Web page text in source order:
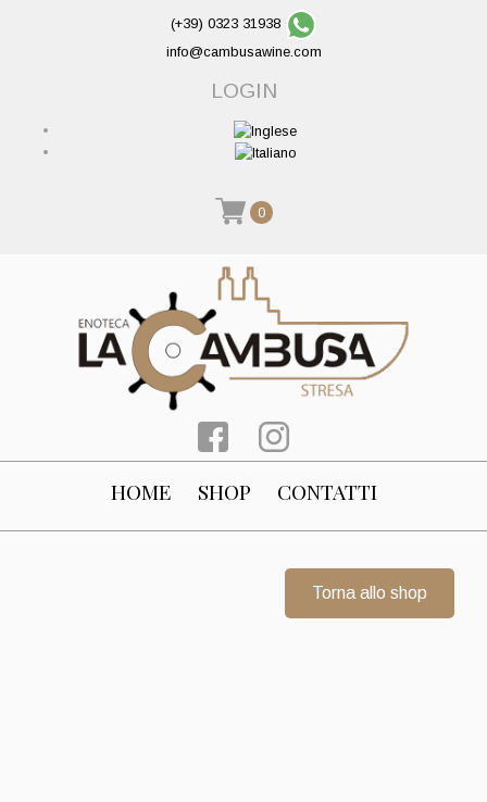
(+39) 0323 31938
info@cambusawine.com
LOGIN
0
HOME SHOP CONTATTI
Torna allo shop